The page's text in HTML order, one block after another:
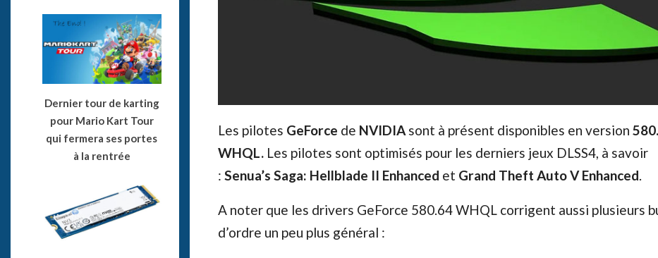
Les pilotes GeForce de NVIDIAsont à présent disponibles en version
WHQL.Les pilotes sont optimisés pour les derniers jeux DLSS4, à savoir
: Senua’s Saga: Hellblade II Enhanced et Grand Theft Auto V Enhanced.
A noter que les drivers GeForce 580.64 WHQL corrigent aussi plusieurs
d’ordre un peu plus général :
Dernier tour de karting
pour Mario Kart Tour
qui fermera ses portes
à la rentrée